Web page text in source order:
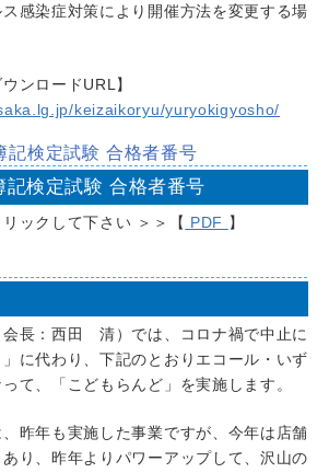
感染症対策により開催方法を変更する場
ンロードURL】
keizaikoryu/yuryokigyosho/
記検定試験 合格者番号
記検定試験 合格者番号
ックして下さい ＞＞【 PDF 】
会長：西田 清）では、コロナ禍で中止に
に代わり、下記のとおりエコール・いず
て、「こどもらんど」を実施します。
、昨年も実施した事業ですが、今年は店舗
り、昨年よりパワーアップして、沢山の